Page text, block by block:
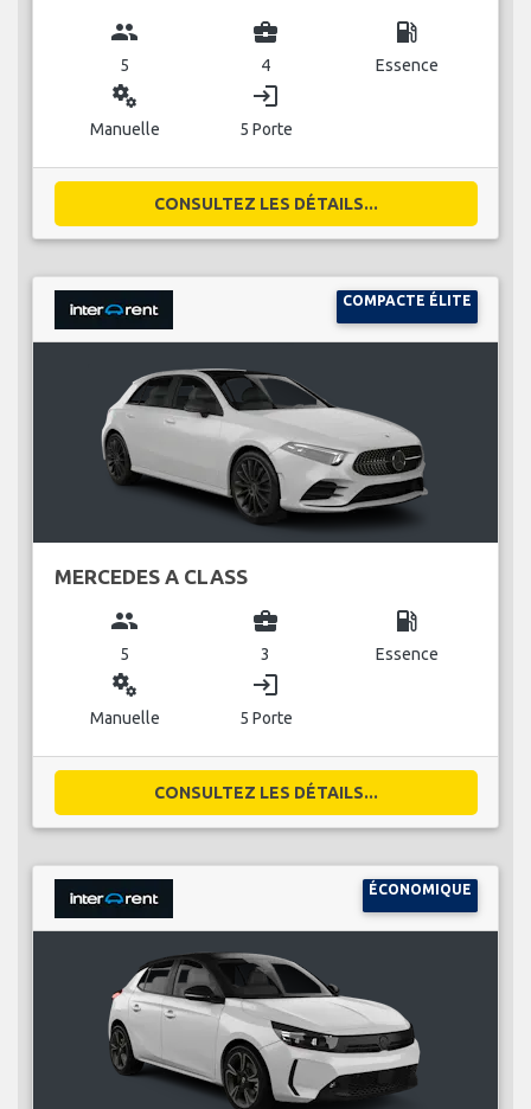
group
5
business_center
4
local_gas_station
Essence
miscellaneous_services
Manuelle
login
5 Porte
CONSULTEZ LES DÉTAILS...
COMPACTE ÉLITE
MERCEDES A CLASS
group
5
business_center
3
local_gas_station
Essence
miscellaneous_services
Manuelle
login
5 Porte
CONSULTEZ LES DÉTAILS...
ÉCONOMIQUE